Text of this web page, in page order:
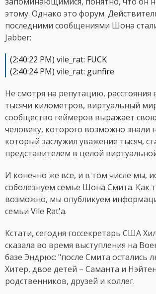
этому. Однако это форум.
последними сообщениями Шона
Jabber:
(2:40:22 PM) vile_rat: FUCK
(2:40:24 PM) vile_rat: gunfire
Не смотря на репутацию, расстояния
тысячи километров, виртуальный
сообщество геймеров выражает
человеку, которого возможно знали
который заслужил уважение тысяч,
представителем в целой
И конечно же все, и в том числе мы,
соболезнуем семье Шона Смита. Как
возможно, мы опубликуем
семьи Vile Rat'а.
Кстати, сегодня госсекретарь США
сказала во время выступления на
базе Эндрюс: "после Смита остались
Хитер, двое детей – Саманта и
родственников, друзей и коллег.